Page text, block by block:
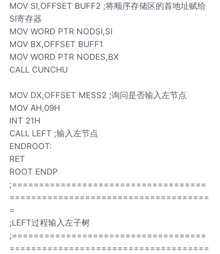
MOV SI,OFFSET BUFF2 ;将顺序存储区的首地址赋给
SI寄存器
MOV WORD PTR NODSI,SI
MOV BX,OFFSET BUFF1
MOV WORD PTR NODES,BX
CALL CUNCHU
MOV DX,OFFSET MESS2 ;询问是否输入左节点
MOV AH,09H
INT 21H
CALL LEFT ;输入左节点
ENDROOT:
RET
ROOT ENDP
;====================================
=====================================
=
;LEFT过程输入左子树
;====================================
=====================================